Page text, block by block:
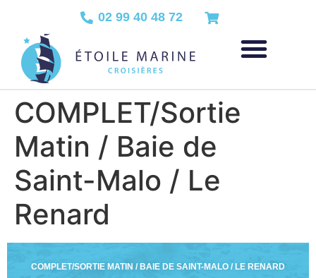
02 99 40 48 72
COMPLET/Sortie
Matin / Baie de
Saint-Malo / Le
Renard
COMPLET/SORTIE MATIN / BAIE DE SAINT-MALO / LE RENARD